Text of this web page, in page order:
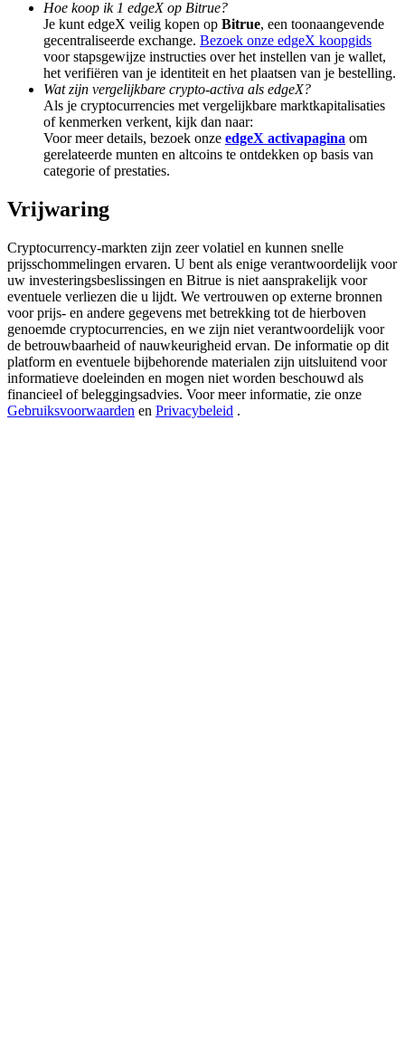
BTC Welcome Rewards
Deposit & Trade BTC to Share 25000 USDT prize pool!
Deposit CASHCAT & Win
Share 500000 CASHCAT prize pool
Exclusive for BitMart Users
Register & Trade to Win 500,000 USDT
Precious Metals Trading Carnival
Trade Gold & Silver · 33,333 USDT Bonus
Hoe koop ik 1 edgeX op Bitrue?
Je kunt edgeX veilig kopen op Bitrue, een toonaangevende
gecentraliseerde exchange. Bezoek onze edgeX koopgids
voor stapsgewijze instructies over het instellen van je wallet,
het verifiëren van je identiteit en het plaatsen van je bestelling.
Wat zijn vergelijkbare crypto-activa als edgeX?
Als je cryptocurrencies met vergelijkbare marktkapitalisaties
of kenmerken verkent, kijk dan naar:
Voor meer details, bezoek onze edgeX activapagina om
gerelateerde munten en altcoins te ontdekken op basis van
categorie of prestaties.
Vrijwaring
Cryptocurrency-markten zijn zeer volatiel en kunnen snelle
prijsschommelingen ervaren. U bent als enige verantwoordelijk voor
uw investeringsbeslissingen en Bitrue is niet aansprakelijk voor
eventuele verliezen die u lijdt. We vertrouwen op externe bronnen
voor prijs- en andere gegevens met betrekking tot de hierboven
genoemde cryptocurrencies, en we zijn niet verantwoordelijk voor
de betrouwbaarheid of nauwkeurigheid ervan. De informatie op dit
platform en eventuele bijbehorende materialen zijn uitsluitend voor
informatieve doeleinden en mogen niet worden beschouwd als
financieel of beleggingsadvies. Voor meer informatie, zie onze
Gebruiksvoorwaarden en Privacybeleid .